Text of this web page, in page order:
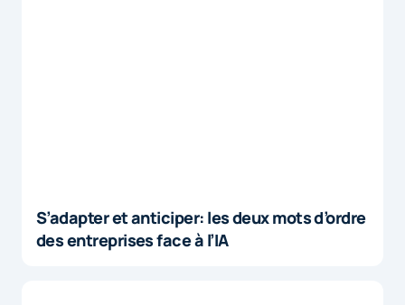
S’adapter et anticiper: les deux mots d’ordre
des entreprises face à l’IA